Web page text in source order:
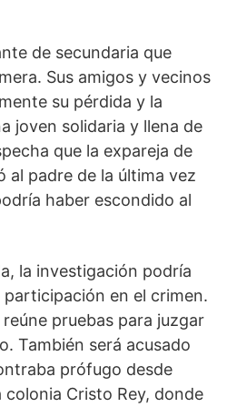
de secundaria que
Sus amigos y vecinos
su pérdida y la
joven solidaria y llena de
que la expareja de
al padre de la última vez
haber escondido al
la investigación podría
en el crimen.
pruebas para juzgar
También será acusado
prófugo desde
Cristo Rey, donde